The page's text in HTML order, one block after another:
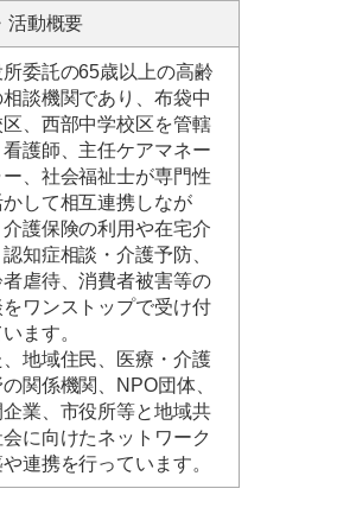
活動概要
委託の65歳以上の高齢
談機関であり、布袋中
、西部中学校区を管轄
看護師、主任ケアマネー
ー、社会福祉士が専門性
かして相互連携しなが
介護保険の利用や在宅介
知症相談・介護予防、
虐待、消費者被害等の
ワンストップで受け付
ます。
、地域住民、医療・介護
関係機関、NPO団体、
企業、市役所等と地域共
に向けたネットワーク
連携を行っています。